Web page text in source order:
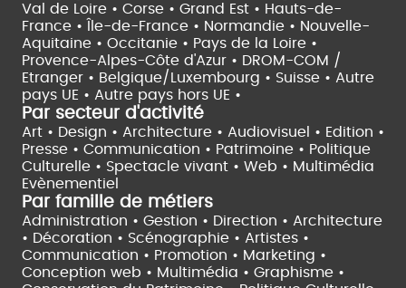
Val de Loire • Corse • Grand Est • Hauts-de-
France •
Île-de-France • Normandie • Nouvelle-
Aquitaine • Occitanie • Pays de la Loire •
Provence-Alpes-Côte d'Azur • DROM-COM /
Etranger • Belgique/Luxembourg • Suisse • Autre
pays UE • Autre pays hors UE •
Par secteur d'activité
Art • Design • Architecture • Audiovisuel • Edition •
Presse • Communication • Patrimoine • Politique
Culturelle • Spectacle vivant • Web • Multimédia
Evènementiel
Par famille de métiers
Administration • Gestion • Direction • Architecture
• Décoration • Scénographie • Artistes •
Communication • Promotion • Marketing •
Conception web • Multimédia • Graphisme •